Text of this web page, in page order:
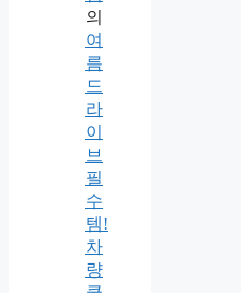
의
여
름
드
라
이
브
필
수
템!
차
량